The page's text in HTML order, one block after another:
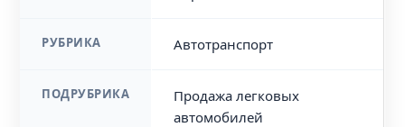
РУБРИКА Автотранспорт
ПОДРУБРИКА
Продажа легковых
автомобилей